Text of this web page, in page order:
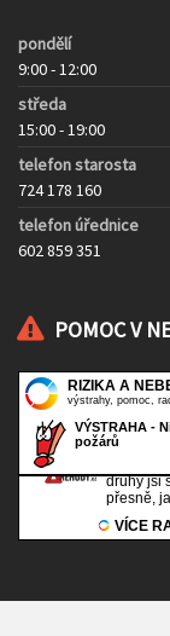
pondělí
9:00 - 12:00
středa
15:00 - 19:00
telefon starosta
724 178 160
telefon úřednice
602 859 351
POMOC V